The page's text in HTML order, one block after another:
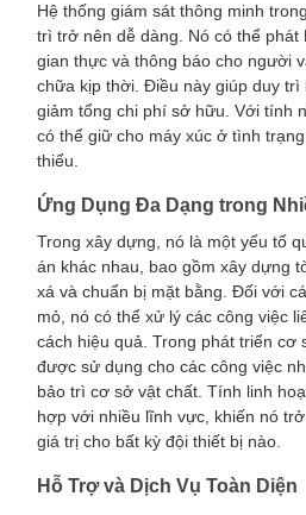
Hệ thống giám sát thông minh
trì trở nên dễ dàng. Nó có thể
gian thực và thông báo cho người
chữa kịp thời. Điều này giúp duy trì
giảm tổng chi phí sở hữu. Với tính
có thể giữ cho máy xúc ở tình
thiểu.
Ứng Dụng Đa Dạng trong
Trong xây dựng, nó là một yếu tố
án khác nhau, bao gồm xây dựng
xá và chuẩn bị mặt bằng. Đối với
mỏ, nó có thể xử lý các công việc
cách hiệu quả. Trong phát triển cơ
được sử dụng cho các công việc
bảo trì cơ sở vật chất. Tính linh
hợp với nhiều lĩnh vực, khiến nó
giá trị cho bất kỳ đội thiết bị nào.
Hỗ Trợ và Dịch Vụ Toàn Diện